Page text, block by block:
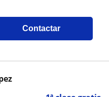
Contactar